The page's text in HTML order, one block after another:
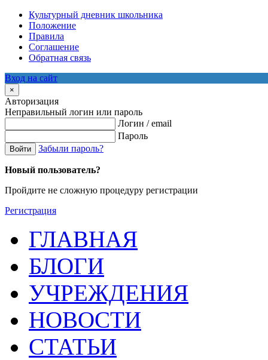
Культурный дневник школьника
Положение
Правила
Соглашение
Обратная связь
Вход на сайт
×
Авторизация
Неправильный логин или пароль
Логин / email
Пароль
Войти Забыли пароль?
Новый пользователь?
Пройдите не сложную процедуру регистрации
Регистрация
ГЛАВНАЯ
БЛОГИ
УЧРЕЖДЕНИЯ
НОВОСТИ
СТАТЬИ